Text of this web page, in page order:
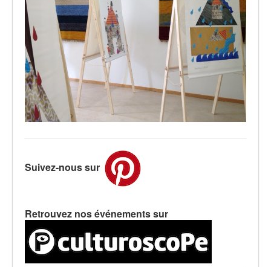
Suivez-nous sur
Retrouvez nos événements sur